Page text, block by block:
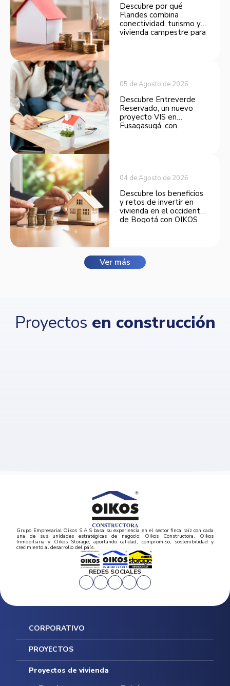
Descubre por qué
Flandes combina
conectividad, turismo y
vivienda campestre para
05 de Agosto de 2026
Descubre Entreverde
Reservado, un nuevo
proyecto VIS en
Fusagasugá, con
04 de Agosto de 2026
Descubre los beneficios
y retos de invertir en
vivienda en el occidente
de Bogotá con OIKOS
Ver más
Proyectos en construcción
Grupo Empresarial Oikos S.A.S basa su experiencia en el sector finca raíz con cada
una de sus unidades estratégicas de negocio: Oikos Constructora, Oikos
Inmobiliaria y Oikos Storage; aportando calidad, compromiso, sostenibilidad y
crecimiento al desarrollo del país.
REDES SOCIALES
CORPORATIVO
Inicio
Postventas
Contratación Directa
PROYECTOS
Proyectos de vivienda